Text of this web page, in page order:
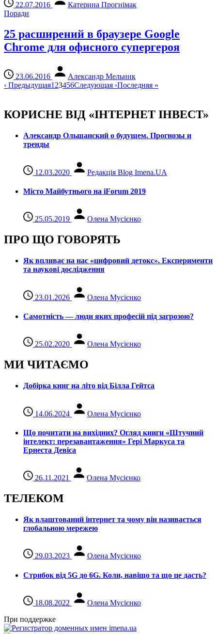
22.07.2016
Катерина Прогнімак
Поради
25 расширений в браузере Google
Chrome для офисного супергероя
23.06.2016
Александр Мельник
‹ Предыдущая1 23456Следующая ›Последняя »
КОРИСНЕ ВІД «ІНТЕРНЕТ ІНВЕСТ»
Александр Ольшанский о будущем. Прогнозы и
тренды
12.03.2020 Редакція Blog Imena.UA
Місто Майбутнього на iForum 2019
25.05.2019 Олена Мусієнко
ПРО ЩО ГОВОРЯТЬ
Як впливає на нас «цифровий детокс». Експерименти
та наукові дослідження
23.01.2026 Олена Мусієнко
Самотність — люди яких професій під загрозою?
25.02.2020 Олена Мусієнко
МИ ЧИТАЄМО
Добірка книг на літо від Білла Гейтса
14.06.2024 Олена Мусієнко
Що почитати на вихідних? Огляд книги «Штучний
інтелект: перезавантаження» Гері Маркуса та
Ернеста Девіса
26.11.2021 Олена Мусієнко
ТЕЛЕКОМ
Як влаштований інтернет та чому він називається
глобальною мережею
29.03.2023 Олена Мусієнко
Стрибок від 5G до 6G. Коли, навіщо та що це даcть?
18.08.2022
Олена Мусієнко
При поддержке